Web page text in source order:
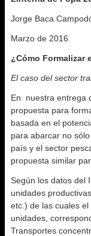
Jorge Baca
Marzo de 2016
¿Cómo Formalizar
El caso del sector
En nuestra entrega
propuesta para
basada en el
para abarcar no
país y el sector
propuesta similar
Según los datos del
unidades
etc.) de las cuales
unidades,
Transportes